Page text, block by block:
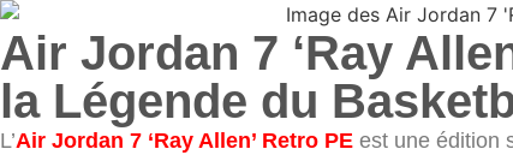
Air Jordan 7 ‘Ray
la Légende du
L’Air Jordan 7 ‘Ray Allen’ Retro PE est une édition